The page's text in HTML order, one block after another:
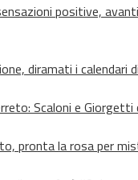
positive,
diramati i calendari
Scaloni e
pronta la rosa per